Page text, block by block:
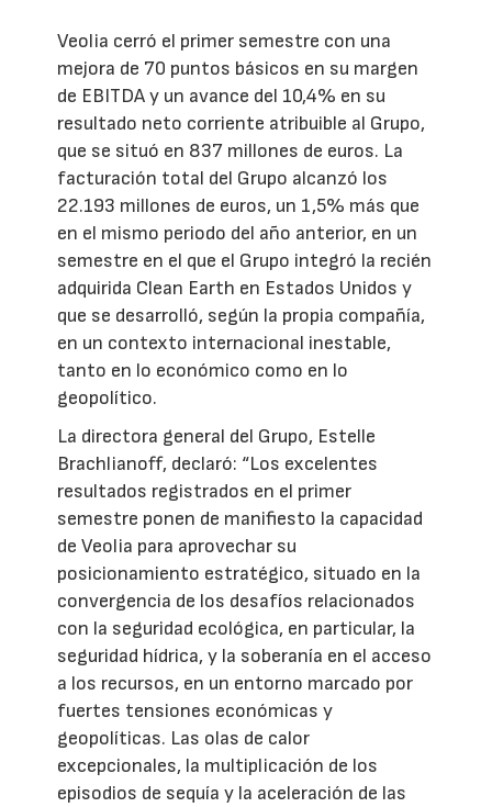
Veolia cerró el primer semestre con una
mejora de 70 puntos básicos en su margen
de EBITDA y un avance del 10,4% en su
resultado neto corriente atribuible al Grupo,
que se situó en 837 millones de euros. La
facturación total del Grupo alcanzó los
22.193 millones de euros, un 1,5% más que
en el mismo periodo del año anterior, en un
semestre en el que el Grupo integró la recién
adquirida Clean Earth en Estados Unidos y
que se desarrolló, según la propia compañía,
en un contexto internacional inestable,
tanto en lo económico como en lo
geopolítico.
La directora general del Grupo, Estelle
Brachlianoff, declaró: “Los excelentes
resultados registrados en el primer
semestre ponen de manifiesto la capacidad
de Veolia para aprovechar su
posicionamiento estratégico, situado en la
convergencia de los desafíos relacionados
con la seguridad ecológica, en particular, la
seguridad hídrica, y la soberanía en el acceso
a los recursos, en un entorno marcado por
fuertes tensiones económicas y
geopolíticas. Las olas de calor
excepcionales, la multiplicación de los
episodios de sequía y la aceleración de las